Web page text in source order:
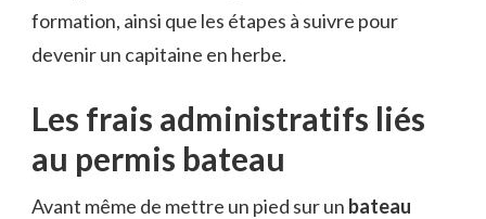
formation, ainsi que les étapes à suivre pour
devenir un capitaine en herbe.
Les frais administratifs liés
au permis bateau
Avant même de mettre un pied sur un bateau